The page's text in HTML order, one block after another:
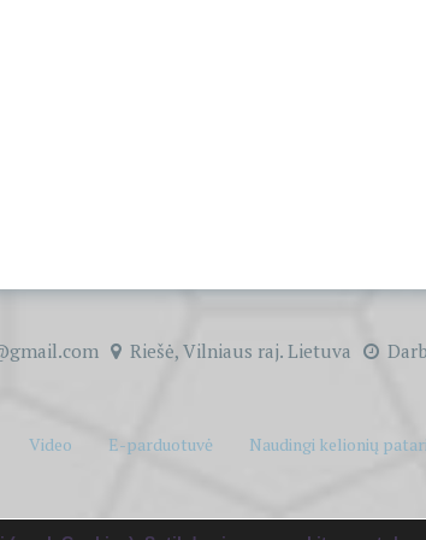
Riešė, Vilniaus raj. Lietuva
Video E-parduotuvė Naudingi kelionių